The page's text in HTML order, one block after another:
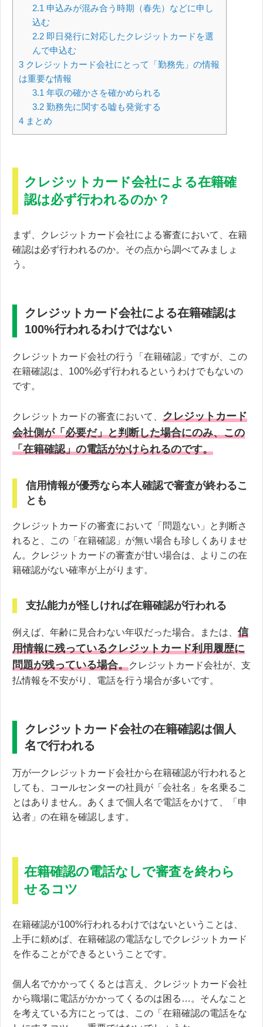
2.1 申込みが混み合う時期（春先）などに申し
込む
2.2即日発行に対応したクレジットカードを選
んで申込む
3 クレジットカード会社にとって「勤務先」の情報
は重要な情報
3.1 年収の確かさを確かめられる
3.2勤務先に関する嘘も発覚する
4 まとめ
クレジットカード会社による在籍確
認は必ず行われるのか？
まず、クレジットカード会社による審査において、在籍
確認は必ず行われるのか。その点から調べてみましょ
う。
クレジットカード会社による在籍確認は
100%行われるわけではない
クレジットカード会社の行う「在籍確認」ですが、この
在籍確認は、100%必ず行われるというわけでもないの
です。
クレジットカードの審査において、 クレジットカード
会社側が「必要だ」と判断した場合にのみ、この
「在籍確認」の電話がかけられるのです。
信用情報が優秀なら本人確認で審査が終わるこ
とも
クレジットカードの審査において「問題ない」と判断さ
れると、この「在籍確認」が無い場合も珍しくありませ
ん。クレジットカードの審査が甘い場合は、よりこの在
籍確認がない確率が上がります。
支払能力が怪しければ在籍確認が行われる
例えば、年齢に見合わない年収だった場合。または、 信
用情報に残っているクレジットカード利用履歴に
問題が残っている場合。クレジットカード会社が、支
払情報を不安がり、電話を行う場合が多いです。
クレジットカード会社の在籍確認は個人
名で行われる
万が一クレジットカード会社から在籍確認が行われると
しても、コールセンターの社員が「会社名」を名乗るこ
とはありません。あくまで個人名で電話をかけて、「申
込者」の在籍を確認します。
在籍確認の電話なしで審査を終わら
せるコツ
在籍確認が100%行われるわけではないということは、
上手に頼めば、在籍確認の電話なしでクレジットカード
を作ることができるということです。
個人名でかかってくるとは言え、クレジットカード会社
から職場に電話がかかってくるのは困る…。そんなこと
を考えている方にとっては、この「在籍確認の電話をな